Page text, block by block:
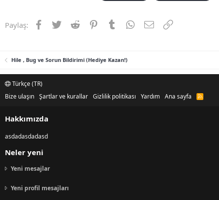
Paylaş: Facebook
TwitterReddit PinterestTumblrWhatsApp
E-postaLink
Hile , Bug ve Sorun Bildirimi (Hediye Kazan!)
Türkçe (TR)
Bize ulaşın Şartlar ve kurallar Gizlilik politikası Yardım Ana sayfa
R
S
Hakkımızda
asdadasdadasd
Neler yeni
Yeni mesajlar
Yeni profil mesajları